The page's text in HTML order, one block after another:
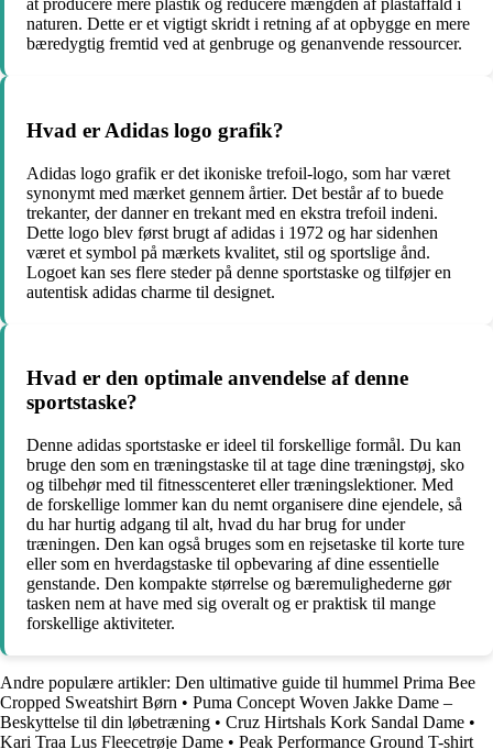
at producere mere plastik og reducere mængden af plastaffald i
naturen. Dette er et vigtigt skridt i retning af at opbygge en mere
bæredygtig fremtid ved at genbruge og genanvende ressourcer.
Hvad er Adidas logo grafik?
Adidas logo grafik er det ikoniske trefoil-logo, som har været
synonymt med mærket gennem årtier. Det består af to buede
trekanter, der danner en trekant med en ekstra trefoil indeni.
Dette logo blev først brugt af adidas i 1972 og har sidenhen
været et symbol på mærkets kvalitet, stil og sportslige ånd.
Logoet kan ses flere steder på denne sportstaske og tilføjer en
autentisk adidas charme til designet.
Hvad er den optimale anvendelse af denne
sportstaske?
Denne adidas sportstaske er ideel til forskellige formål. Du kan
bruge den som en træningstaske til at tage dine træningstøj, sko
og tilbehør med til fitnesscenteret eller træningslektioner. Med
de forskellige lommer kan du nemt organisere dine ejendele, så
du har hurtig adgang til alt, hvad du har brug for under
træningen. Den kan også bruges som en rejsetaske til korte ture
eller som en hverdagstaske til opbevaring af dine essentielle
genstande. Den kompakte størrelse og bæremulighederne gør
tasken nem at have med sig overalt og er praktisk til mange
forskellige aktiviteter.
Andre populære artikler: Den ultimative guide til hummel Prima Bee
Cropped Sweatshirt Børn • Puma Concept Woven Jakke Dame –
Beskyttelse til din løbetræning • Cruz Hirtshals Kork Sandal Dame •
Kari Traa Lus Fleecetrøje Dame • Peak Performance Ground T-shirt